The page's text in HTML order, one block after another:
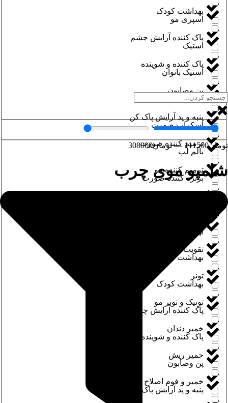
بهداشت کودک
پاک کننده آرایش چشم
پاک کننده و شوینده
پن وصابون
پنبه و پد آرایش پاک کن
ترمیم کننده صورت
ترمیم کننده مو
تقویت مژه و ابرو
تونر
تونیک و تونر مو
خمیر دندان
خمیر ریش
خمیر و فوم اصلاح
اسپری مو
استیک
استیک بانوان
اسکراب بدن
اسکراب صورت
بالم لب
برنزه کننده صورت
بهداشت بانوان
بهداشت شخصی
بهداشت کودک
پاک کننده آرایش چشم
پاک کننده و شوینده
پن وصابون
پنبه و پد آرایش پاک کن
تومان111500
—تومان308000
شامپو موی چرب